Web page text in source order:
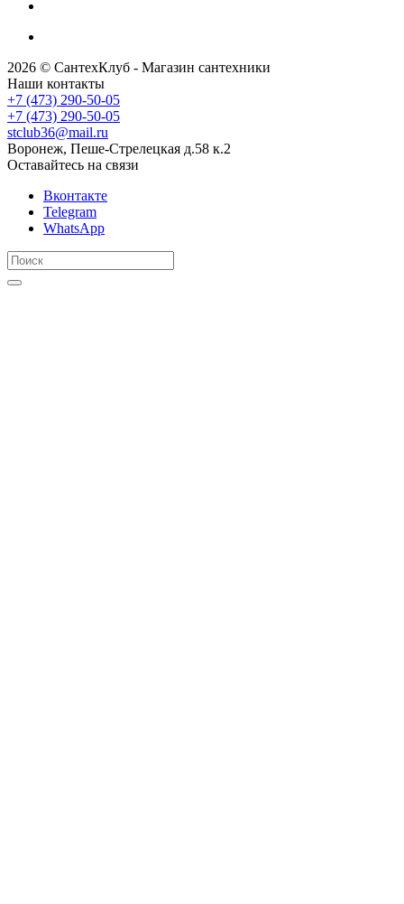
2026 © СантехКлуб - Магазин сантехники
Наши контакты
+7 (473) 290-50-05
+7 (473) 290-50-05
stclub36@mail.ru
Воронеж, Пеше-Стрелецкая д.58 к.2
Оставайтесь на связи
Вконтакте
Telegram
WhatsApp